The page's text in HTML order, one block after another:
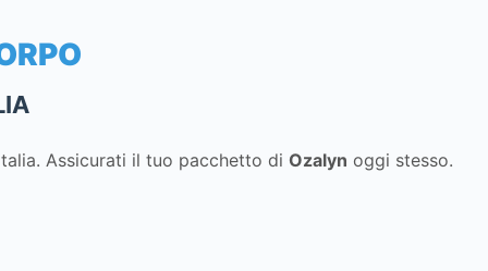
Assicurati il tuo pacchetto di Ozalyn oggi stesso.